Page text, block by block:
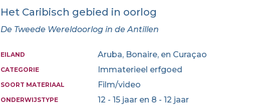
Het Caribisch gebied in oorlog
De Tweede Wereldoorlog in de Antillen
EILAND Aruba, Bonaire, en Curaçao
CATEGORIE Immaterieel erfgoed
SOORT MATERIAAL Film/video
ONDERWIJSTYPE 12 - 15 jaar en 8 - 12 jaar